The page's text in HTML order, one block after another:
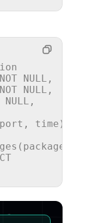
NOT NULL ,
NOT NULL ,
NULL ,
port, time ),